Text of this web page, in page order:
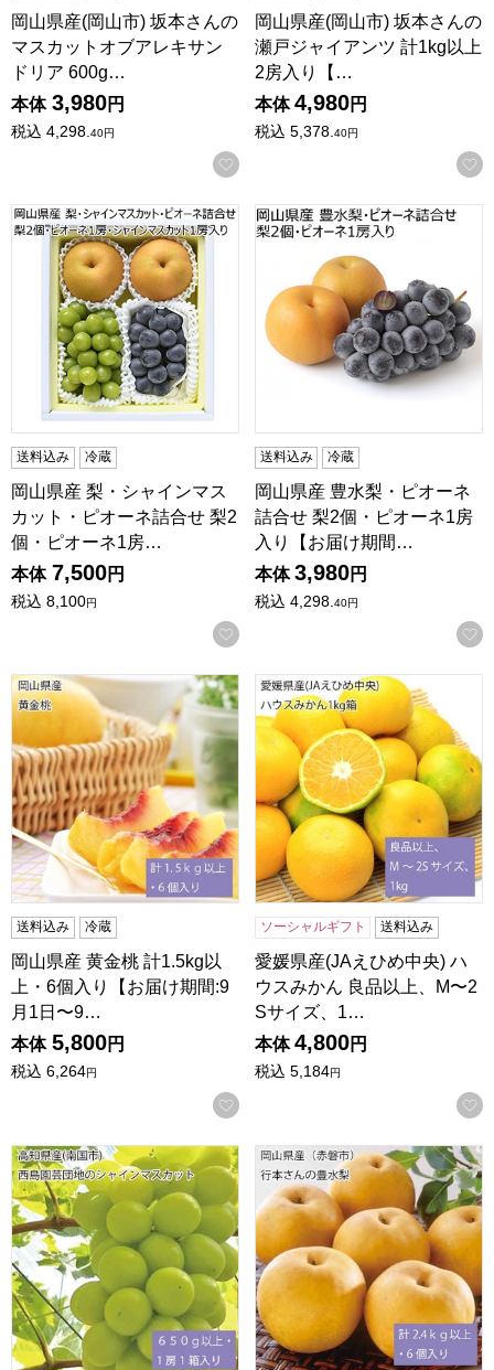
岡山県産(岡山市) 坂本さんの
マスカットオブアレキサン
ドリア 600g…
本体 3,980円
税込 4,298.40円
お気に入りに登録する
岡山県産(岡山市) 坂本さんの
瀬戸ジャイアンツ 計1kg以上
2房入り【…
本体 4,980円
税込 5,378. 40円
岡山県産 梨・シャインマスカット・ピオーネ詰合せ 梨2個
送料込み 冷蔵
岡山県産 梨・シャインマス
カット・ピオーネ詰合せ 梨2
個・ピオーネ1房…
本体 7,500円
税込 8,100円
お気に入りに登録する
岡山県産 豊水梨・ピオーネ
送料込み 冷蔵
岡山県産 豊水梨・ピオーネ
詰合せ 梨2個・ピオーネ1房
入り【お届け期間…
本体 3,980円
税込 4,298. 40円
岡山県産 黄金桃 計1.5kg以上・6個入り【お届け期間:9月1
送料込み 冷蔵
岡山県産 黄金桃 計1.5kg以
上・6個入り【お届け期間:9
月1日〜9…
本体 5,800円
税込 6,264円
お気に入りに登録する
愛媛県産(JAえひめ中央) ハ
ソーシャルギフト 送料込み
愛媛県産(JAえひめ中央) ハ
ウスみかん 良品以上、M〜2
Sサイズ、1…
本体 4,800円
税込 5,184円
高知県産(南国市) 西島園芸団地のシャインマスカット 650g
岡山県産(赤磐市)行本さんの